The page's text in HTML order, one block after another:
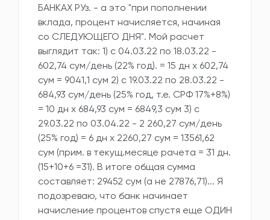
БАНКАХ РУз. - а это "при пополнении
вклада, процент начисляется, начиная
со СЛЕДУЮЩЕГО ДНЯ". Мой расчет
выглядит так: 1) с 04.03.22 по 18.03.22 -
602,74 сум/день (22% год). = 15 дн х 602,74
сум = 9041,1 сум 2) с 19.03.22 по 28.03.22 -
684,93 сум/день (25% год, т.е. СРФ 17%+8%)
= 10 дн х 684,93 сум = 6849,3 сум 3) с
29.03.22 по 03.04.22 - 2 260,27 сум/день
(25% год) = 6 дн х 2260,27 сум = 13561,62
сум (прим. в текущ.месяце рачета = 31 дн.
(15+10+6 =31). В итоге общая сумма
составляет: 29452 сум (а не 27876,71)... Я
подозреваю, что банк начинает
начисление процентов спустя еще ОДИН